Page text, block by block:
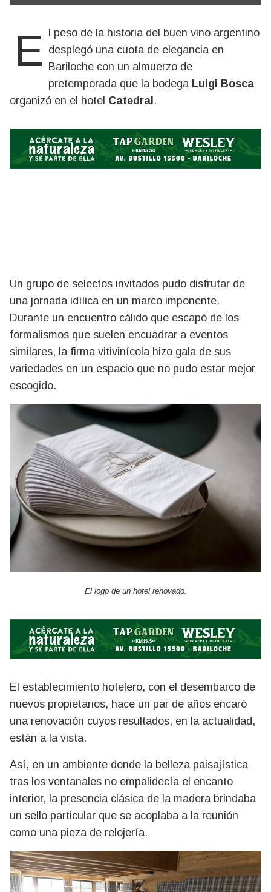
El peso de la historia del buen vino argentino desplegó una cuota de elegancia en
Bariloche con un almuerzo de
pretemporada que la bodega Luigi Bosca
organizó en el hotel Catedral .
Un grupo de selectos invitados pudo disfrutar de
una jornada idílica en un marco imponente.
Durante un encuentro cálido que escapó de los
formalismos que suelen encuadrar a eventos
similares, la firma vitivinícola hizo gala de sus
variedades en un espacio que no pudo estar mejor
escogido.
El logo de un hotel renovado.
El establecimiento hotelero, con el desembarco de
nuevos propietarios, hace un par de años encaró
una renovación cuyos resultados, en la actualidad,
están a la vista.
Así, en un ambiente donde la belleza paisajística
tras los ventanales no empalidecía el encanto
interior, la presencia clásica de la madera brindaba
un sello particular que se acoplaba a la reunión
como una pieza de relojería.